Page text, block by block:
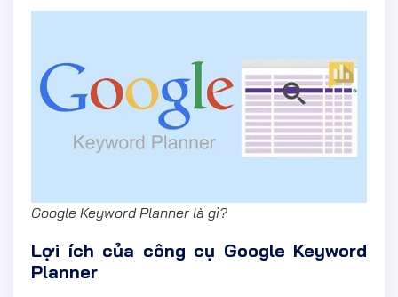
Google Keyword Planner là gì?
Lợi ích của công cụ Google Keyword
Planner